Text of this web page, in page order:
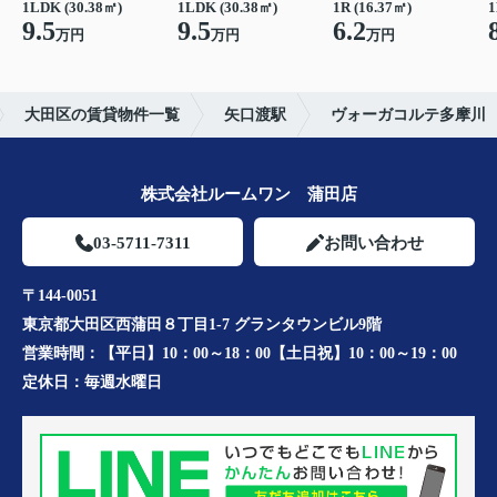
1LDK (30.38㎡)
9.5万円
1LDK (30.38㎡)
9.5万円
1R (16.37㎡)
6.2万円
大田区の賃貸物件一覧 矢口渡駅 ヴォーガコルテ多摩川
株式会社ルームワン 蒲田店
03-5711-7311 お問い合わせ
〒144-0051
東京都大田区西蒲田８丁目1-7 グランタウンビル9階
営業時間：
【平日】10：00～18：00【土日祝】10：00～19：00
定休日： 毎週水曜日